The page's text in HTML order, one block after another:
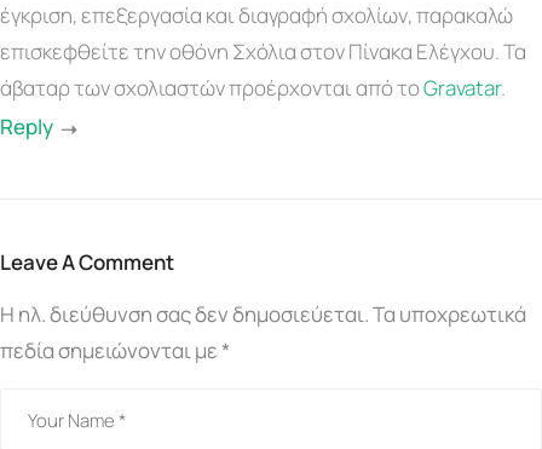
έγκριση, επεξεργασία και διαγραφή σχολίων, παρακαλώ
επισκεφθείτε την οθόνη Σχόλια στον Πίνακα Ελέγχου.Τα
άβαταρ των σχολιαστών προέρχονται από τοGravatar.
Reply
Leave A Comment
Η ηλ. διεύθυνση σας δεν δημοσιεύεται.Τα υποχρεωτικά
πεδία σημειώνονται με*